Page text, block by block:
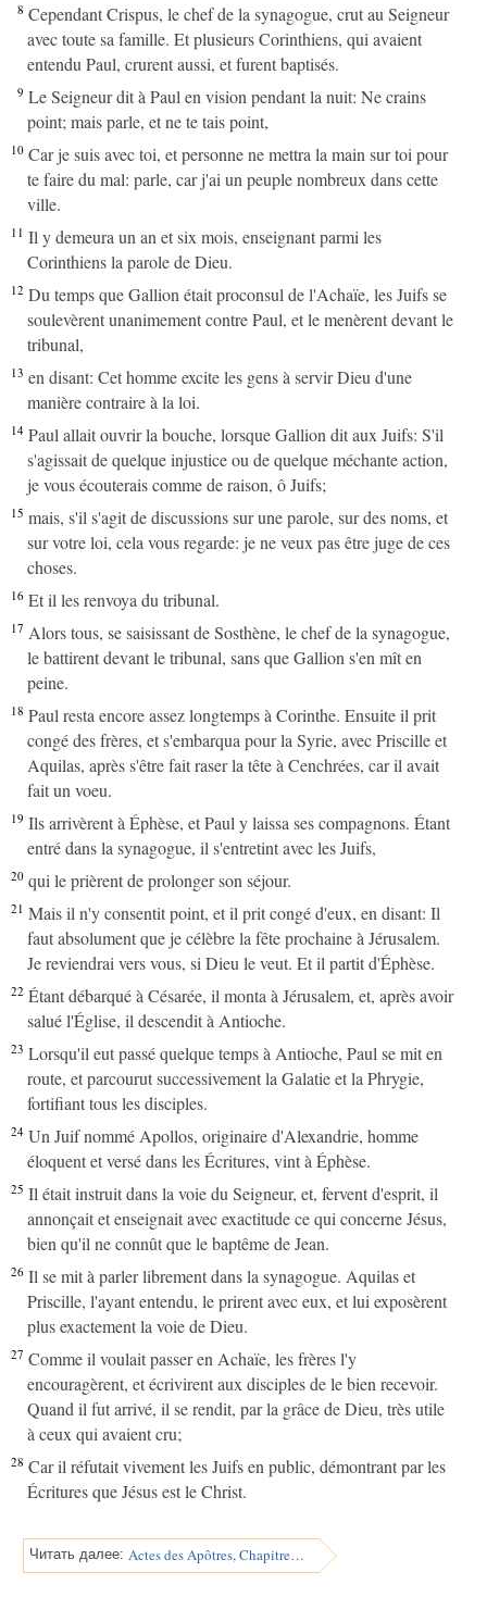
8 Cependant Crispus, le chef de la synagogue, crut au Seigneur
avec toute sa famille. Et plusieurs Corinthiens, qui avaient
entendu Paul, crurent aussi, et furent baptisés.
9 Le Seigneur dit à Paul en vision pendant la nuit: Ne crains
point; mais parle, et ne te tais point,
10 Car je suis avec toi, et personne ne mettra la main sur toi pour
te faire du mal: parle, car j'ai un peuple nombreux dans cette
ville.
11 Il y demeura un an et six mois, enseignant parmi les
Corinthiens la parole de Dieu.
12 Du temps que Gallion était proconsul de l'Achaïe, les Juifs se
soulevèrent unanimement contre Paul, et le menèrent devant le
tribunal,
13 en disant: Cet homme excite les gens à servir Dieu d'une
manière contraire à la loi.
14 Paul allait ouvrir la bouche, lorsque Gallion dit aux Juifs: S'il
s'agissait de quelque injustice ou de quelque méchante action,
je vous écouterais comme de raison, ô Juifs;
15 mais, s'il s'agit de discussions sur une parole, sur des noms, et
sur votre loi, cela vous regarde: je ne veux pas être juge de ces
choses.
16 Et il les renvoya du tribunal.
17 Alors tous, se saisissant de Sosthène, le chef de la synagogue,
le battirent devant le tribunal, sans que Gallion s'en mît en
peine.
18 Paul resta encore assez longtemps à Corinthe. Ensuite il prit
congé des frères, et s'embarqua pour la Syrie, avec Priscille et
Aquilas, après s'être fait raser la tête à Cenchrées, car il avait
fait un voeu.
19 Ils arrivèrent à Éphèse, et Paul y laissa ses compagnons. Étant
entré dans la synagogue, il s'entretint avec les Juifs,
20 qui le prièrent de prolonger son séjour.
21 Mais il n'y consentit point, et il prit congé d'eux, en disant: Il
faut absolument que je célèbre la fête prochaine à Jérusalem.
Je reviendrai vers vous, si Dieu le veut. Et il partit d'Éphèse.
22 Étant débarqué à Césarée, il monta à Jérusalem, et, après avoir
salué l'Église, il descendit à Antioche.
23 Lorsqu'il eut passé quelque temps à Antioche, Paul se mit en
route, et parcourut successivement la Galatie et la Phrygie,
fortifiant tous les disciples.
24 Un Juif nommé Apollos, originaire d'Alexandrie, homme
éloquent et versé dans les Écritures, vint à Éphèse.
25 Il était instruit dans la voie du Seigneur, et, fervent d'esprit, il
annonçait et enseignait avec exactitude ce qui concerne Jésus,
bien qu'il ne connût que le baptême de Jean.
26 Il se mit à parler librement dans la synagogue. Aquilas et
Priscille, l'ayant entendu, le prirent avec eux, et lui exposèrent
plus exactement la voie de Dieu.
27 Comme il voulait passer en Achaïe, les frères l'y
encouragèrent, et écrivirent aux disciples de le bien recevoir.
Quand il fut arrivé, il se rendit, par la grâce de Dieu, très utile
à ceux qui avaient cru;
28 Car il réfutait vivement les Juifs en public, démontrant par les
Écritures que Jésus est le Christ.
Читать далее: Actes des Apôtres, Chapitre 19